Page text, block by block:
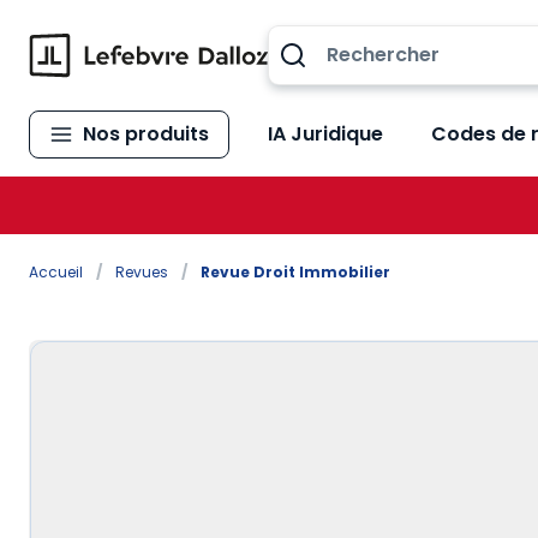
Nos produits IA Juridique Codes de
Accueil / Revues / Revue Droit Immobilier